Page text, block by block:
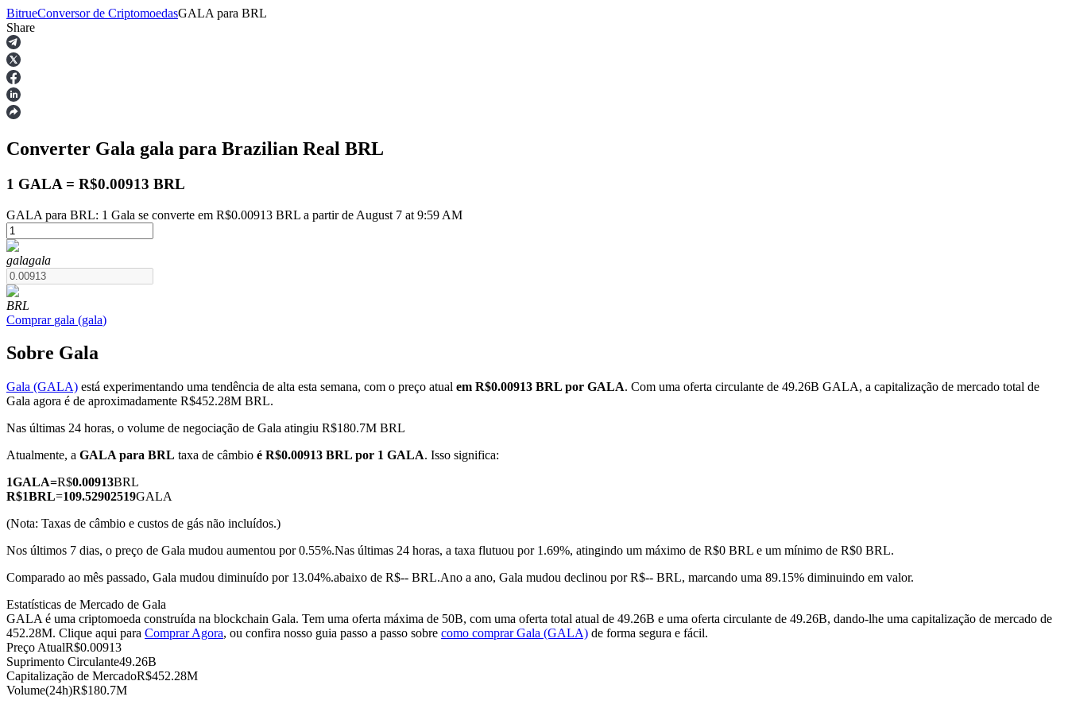
Futuros
Futuros de USDT
Futuros usando USDT como garantia
Futuros COIN-M
Futuros de criptomoeda
BitrueConversor de CriptomoedasGALA para BRL
Share
Converter Gala gala para Brazilian Real BRL
1 GALA = R$0.00913 BRL
GALA para BRL: 1 Gala se converte em R$0.00913 BRL a partir de August 7 at 9:59 AM
galagala
BRL
Comprar gala (gala)
Sobre Gala
Gala (GALA) está experimentando uma tendência de alta esta semana, com o preço atual em R$0.00913 BRL por GALA. Com uma oferta circulante de 49.26B GALA, a capitalização de mercado total de
Gala agora é de aproximadamente R$452.28M BRL.
Nas últimas 24 horas, o volume de negociação de Gala atingiu R$180.7M BRL
Atualmente, a GALA para BRL taxa de câmbio é R$0.00913 BRL por 1 GALA. Isso significa:
1GALA=R$0.00913BRL
R$1BRL=109.52902519GALA
(Nota: Taxas de câmbio e custos de gás não incluídos.)
Nos últimos 7 dias, o preço de Gala mudou aumentou por 0.55%.Nas últimas 24 horas, a taxa flutuou por 1.69%, atingindo um máximo de R$0 BRL e um mínimo de R$0 BRL.
Comparado ao mês passado, Gala mudou diminuído por 13.04%.abaixo de R$-- BRL.Ano a ano, Gala mudou declinou por R$-- BRL, marcando uma 89.15% diminuindo em valor.
Estatísticas de Mercado de Gala
GALA é uma criptomoeda construída na blockchain Gala. Tem uma oferta máxima de 50B, com uma oferta total atual de 49.26B e uma oferta circulante de 49.26B, dando-lhe uma capitalização de mercado de
452.28M. Clique aqui para Comprar Agora, ou confira nosso guia passo a passo sobre como comprar Gala (GALA) de forma segura e fácil.
Preço AtualR$0.00913
Suprimento Circulante49.26B
Capitalização de MercadoR$452.28M
Volume(24h)R$180.7M